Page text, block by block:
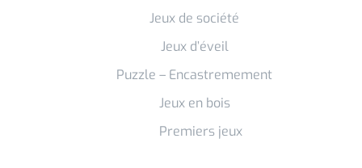
Jeux de société
Jeux d’éveil
Puzzle – Encastremement
Jeux en bois
Premiers jeux